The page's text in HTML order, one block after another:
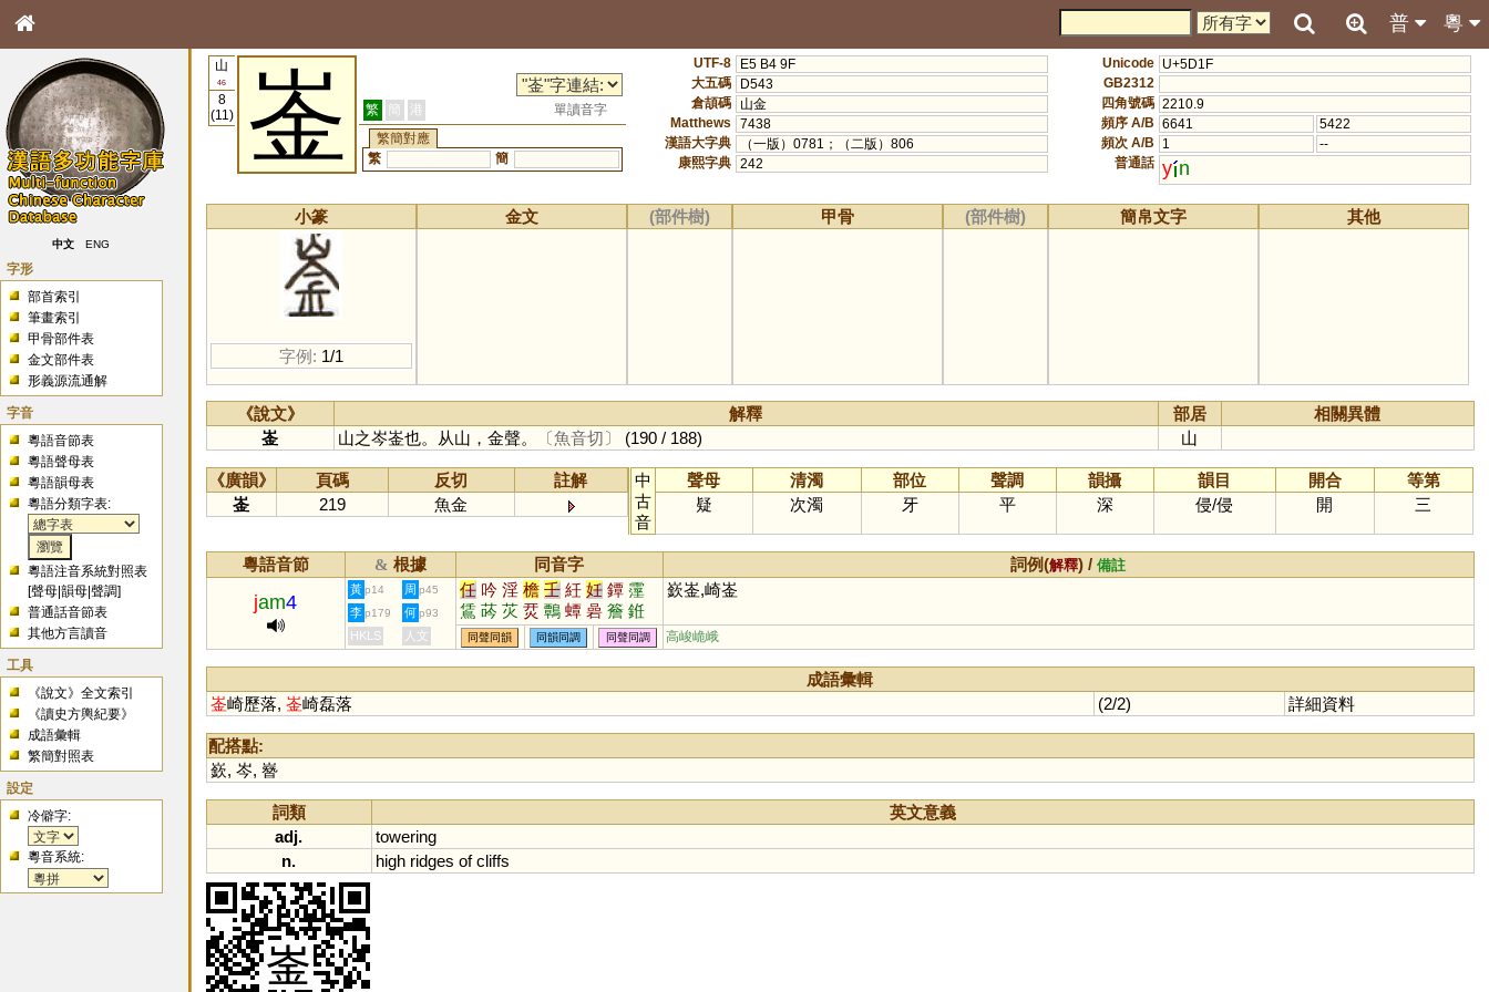
粵
普
中文 ENG
字形
部首索引
筆畫索引
甲骨部件表
金文部件表
形義源流通解
字音
粵語音節表
粵語聲母表
粵語韻母表
粵語分類字表:
粵語注音系統對照表
[聲母 |韻母 |聲調]
普通話音節表
其他方言讀音
工具
《說文》全文索引
《讀史方輿紀要》
成語彙輯
繁簡對照表
設定
冷僻字:
粵音系統:
山
46
8
(11)
崟 繁 簡 港
單讀音字
繁簡對應
繁
簡
UTF-8
E5 B4 9F
大五碼
D543
倉頡碼
山金
Matthews
7438
漢語大字典
（一版）0781；（二版）806
康熙字典 242
Unicode U+5D1F
GB2312
四角號碼 2210.9
頻序 A/B 6641
5422
頻次 A/B
1
--
普通話 y n
小篆
字例: 1/1
金文 (部件樹) 甲骨 (部件樹) 簡帛文字 其他
《說文》 解釋 部居
相關異體
崟
山之岑崟也。从山，金聲。 〔魚音切〕 (190 / 188) 山
《廣韻》 頁碼 反切
註解
崟
219 魚金
中
古
音
聲母 清濁 部位 聲調 韻攝 韻目 開合
等第
疑
次濁 牙 平 深 侵/侵 開 三
粵語音節 & 根據 同音字 詞例(解釋) /備註
jam4
黃 p14 周 p45 任 吟 淫 檐 壬 紝 妊 鐔 霪
鵀 荶 苂 烎 鷣 蟫 碞 簷 銋
婬 冘
嶔崟,崎崟
李 p179 何 p93
HKLS 人文 同聲同韻 同韻同調 同聲同調 高峻峗峨
成語彙輯
崟崎歷落, 崟崎磊落 (2/2) 詳細資料
配搭點:
嶔, 岑, 嶜
詞類
英文意義
adj.
towering
n.
high ridges of cliffs